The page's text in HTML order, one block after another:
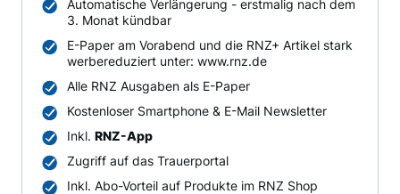
Automatische Verlängerung - erstmalig nach dem
3. Monat kündbar
E-Paper am Vorabend und die RNZ+ Artikel stark
werbereduziert unter: www.rnz.de
Alle RNZ Ausgaben als E-Paper
Kostenloser Smartphone & E-Mail Newsletter
Inkl. RNZ-App
Zugriff auf das Trauerportal
Inkl. Abo-Vorteil auf Produkte im RNZ Shop